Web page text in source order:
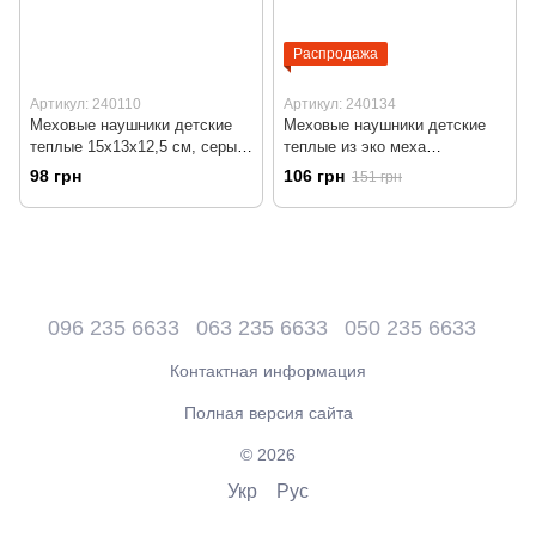
Артикул: 240110
Меховые наушники детские
теплые 15х13х12,5 см, серые
(240110)
98 грн
Распродажа
Артикул: 240134
Меховые наушники детские
теплые из эко меха
"Единорог" 18-25х15х12,5 см,
розовые (240134)
106 грн 151 грн
096 235 6633 063 235 6633 050 235 6633
Контактная информация
Полная версия сайта
© 2026
Укр Рус